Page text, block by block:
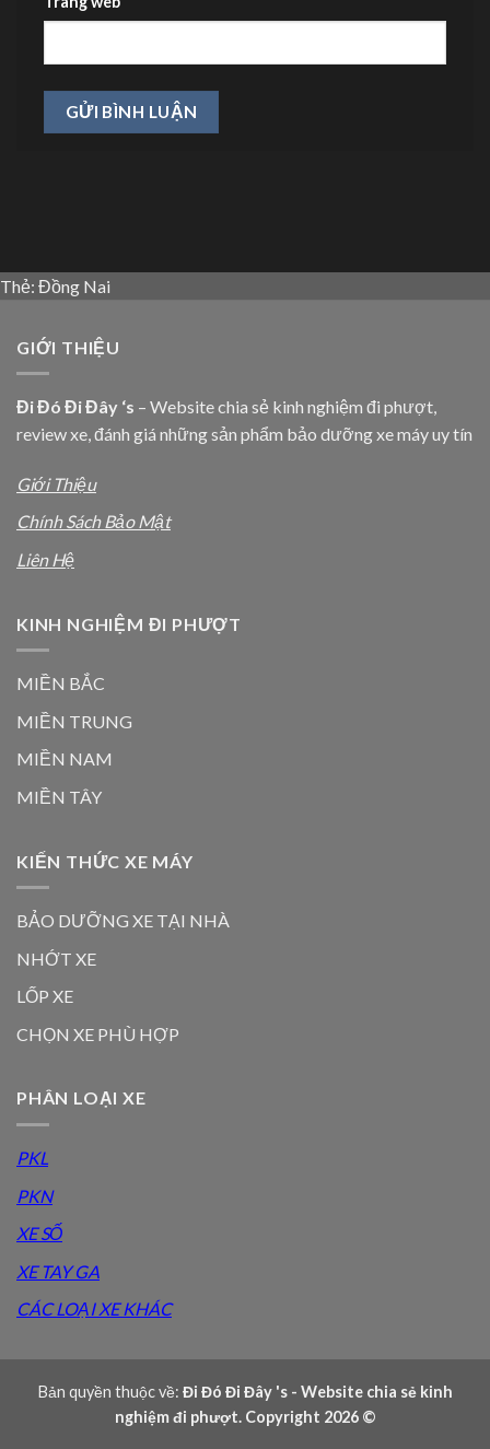
Thẻ: Đồng Nai
GIỚI THIỆU
Đi Đó Đi Đây ‘s – Website chia sẻ kinh nghiệm đi phượt,
review xe, đánh giá những sản phẩm bảo dưỡng xe máy uy tín
Giới Thiệu
Chính Sách Bảo Mật
Liên Hệ
KINH NGHIỆM ĐI PHƯỢT
MIỀN BẮC
MIỀN TRUNG
MIỀN NAM
MIỀN TÂY
KIẾN THỨC XE MÁY
BẢO DƯỠNG XE TẠI NHÀ
NHỚT XE
LỐP XE
CHỌN XE PHÙ HỢP
PHÂN LOẠI XE
PKL
PKN
XE SỐ
XE TAY GA
CÁC LOẠI XE KHÁC
Bản quyền thuộc về: Đi Đó Đi Đây 's - Website chia sẻ kinh
nghiệm đi phượt. Copyright 2026 ©